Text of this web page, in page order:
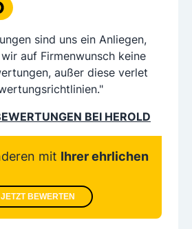
sind uns ein Anliegen,
auf Firmenwunsch keine
außer diese verlet
BEI HEROLD
mit Ihrer ehrlichen
JETZT BEWERTEN